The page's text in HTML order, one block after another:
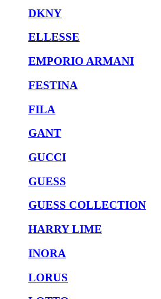
DKNY
ELLESSE
EMPORIO ARMANI
FESTINA
FILA
GANT
GUCCI
GUESS
GUESS COLLECTION
HARRY LIME
INORA
LORUS